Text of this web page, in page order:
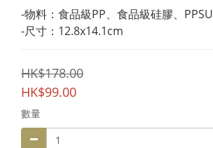
-物料：食品級PP、食品級硅膠、PPSU
-尺寸：12.8x14.1cm
HK$178.00
HK$99.00
數量